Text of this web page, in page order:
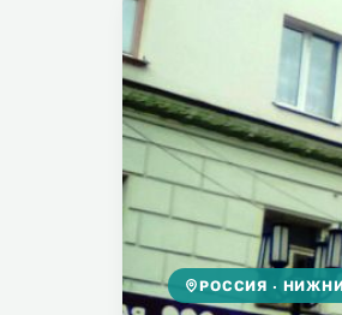
РОССИЯ ·